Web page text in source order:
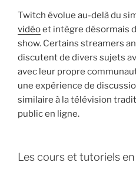
Twitch évolue au-delà du
vidéoet intègre désormais
show. Certains streamers
discutent de divers sujets
avec leur propre
une expérience de
similaire à la télévision
public en ligne.
Les cours et tutoriels